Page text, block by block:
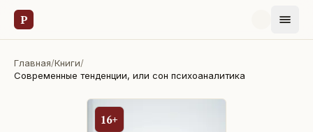
Р
Главная/Книги/
Современные тенденции, или сон психоаналитика
16+